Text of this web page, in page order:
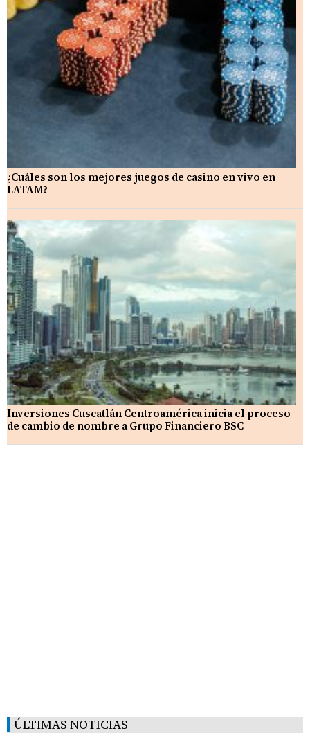
¿Cuáles son los mejores juegos de casino en vivo en
LATAM?
Inversiones Cuscatlán Centroamérica inicia el proceso
de cambio de nombre a Grupo Financiero BSC
ÚLTIMAS NOTICIAS